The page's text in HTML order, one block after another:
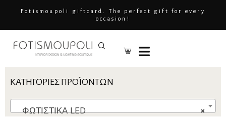
Fotismoupoli giftcard. The perfect gift for every
occasion!
ΚΑΤΗΓΟΡΊΕΣ ΠΡΟΪΌΝΤΩΝ
×
ΦΩΤΙΣΤΙΚΑ LED